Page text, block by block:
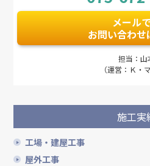
メール
お問い合わせ
担当：山
（運営：Ｋ・
施工実
工場・建屋工事
屋外工事